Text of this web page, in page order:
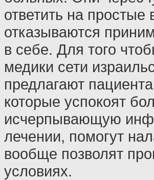
ответить на
отказываются
в себе. Для того
медики сети
предлагают
которые успокоят
исчерпывающую
лечении, помогут
вообще позволят
условиях.